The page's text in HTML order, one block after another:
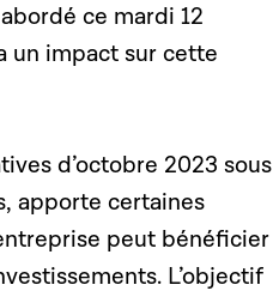
ce mardi 12
un impact sur cette
d’octobre 2023 sous
apporte certaines
peut bénéficier
L’objectif